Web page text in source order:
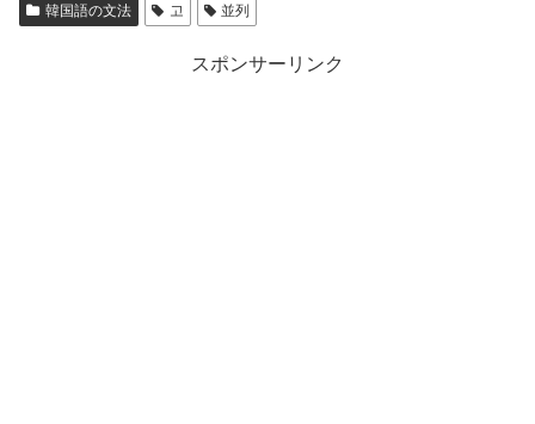
韓国語の文法 고 並列
スポンサーリンク